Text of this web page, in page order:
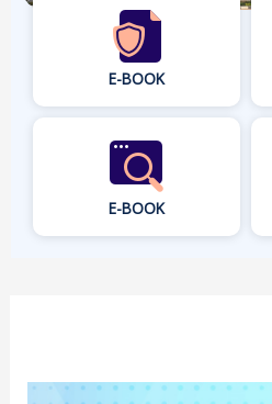
E-BOOK
E-BOOK